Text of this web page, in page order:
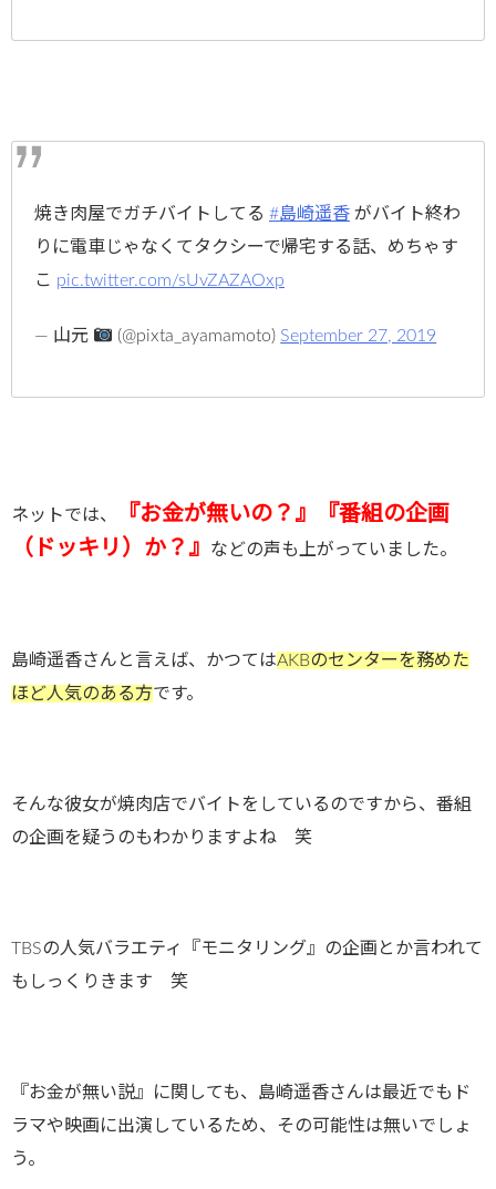
焼き肉屋でガチバイトしてる #島崎遥香 がバイト終わ
りに電車じゃなくてタクシーで帰宅する話、めちゃす
こ pic.twitter.com/sUvZAZAOxp
— 山元 (@pixta_ayamamoto) September 27, 2019
ネットでは、
『お金が無いの？』『番組の企画
（ドッキリ）か？』
などの声も上がっていました。
島崎遥香さんと言えば、かつてはAKBのセンターを務めた
ほど人気のある方です。
そんな彼女が焼肉店でバイトをしているのですから、番組
の企画を疑うのもわかりますよね 笑
TBSの人気バラエティ『モニタリング』の企画とか言われて
もしっくりきます 笑
『お金が無い説』に関しても、島崎遥香さんは最近でもド
ラマや映画に出演しているため、その可能性は無いでしょ
う。